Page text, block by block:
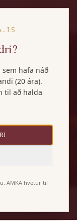
hafa náð
(20 ára).
til að halda
AMKA hvetur til